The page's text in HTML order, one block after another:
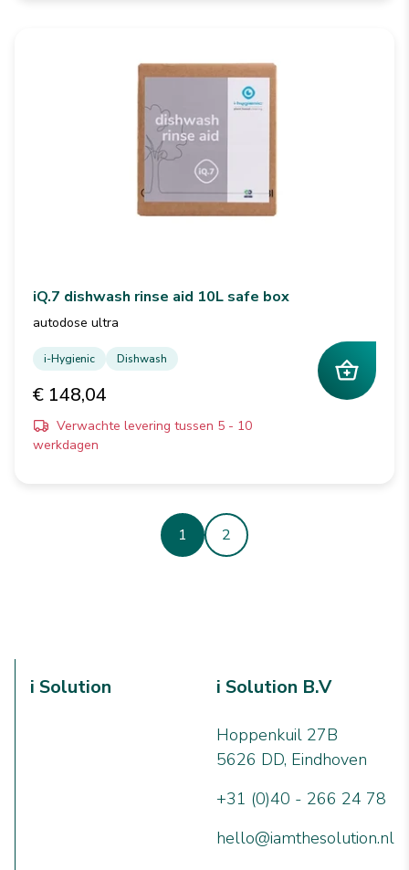
iQ.7 dishwash rinse aid 10L safe box
autodose ultra
i-Hygienic Dishwash
€ 148,04
Verwachte levering tussen 5 - 10
werkdagen
1 2
i Solution i Solution B.V
Hoppenkuil 27B
5626 DD, Eindhoven
+31 (0)40 - 266 24 78
hello@iamthesolution.nl